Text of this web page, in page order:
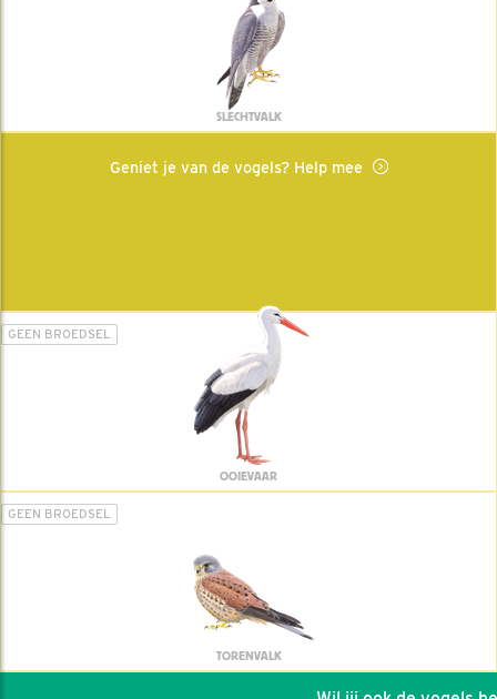
SLECHTVALK
Geniet je van de vogels? Help mee
GEEN BROEDSEL
OOIEVAAR
GEEN BROEDSEL
TORENVALK